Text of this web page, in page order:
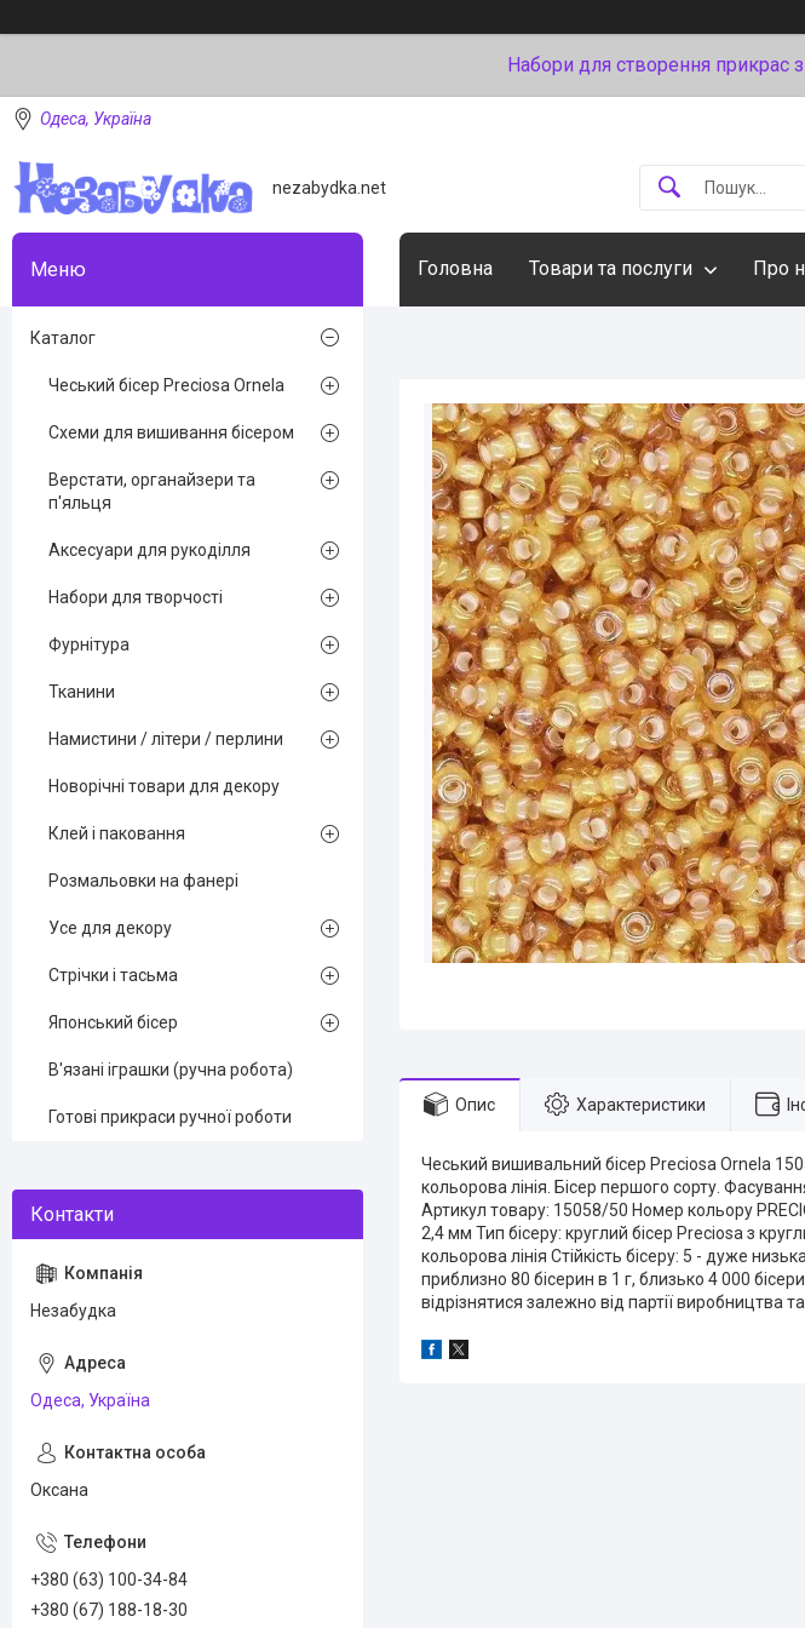
Набори для створення прикрас з
Одеса, Україна
nezabydka.net
Головна Товари та послуги Про
Опис Характеристики
Чеський вишивальний бісер Preciosa Ornela
кольорова лінія. Бісер першого сорту.
Артикул товару: 15058/50 Номер кольору
2,4 мм Тип бісеру: круглий бісер Preciosa з
кольорова лінія Стійкість бісеру: 5 - дуже
приблизно 80 бісерин в 1 г, близько 4 000
відрізнятися залежно від партії виробництва
Каталог
Чеський бісер Preciosa Ornela
Схеми для вишивання бісером
Верстати, органайзери та
п'яльця
Аксесуари для рукоділля
Набори для творчості
Фурнітура
Тканини
Намистини / літери / перлини
Новорічні товари для декору
Клей і паковання
Розмальовки на фанері
Усе для декору
Стрічки і тасьма
Японський бісер
В'язані іграшки (ручна робота)
Готові прикраси ручної роботи
Незабудка
Одеса, Україна
Оксана
+380 (63) 100-34-84
+380 (67) 188-18-30